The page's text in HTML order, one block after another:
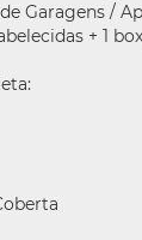
Garagens /
+ 1